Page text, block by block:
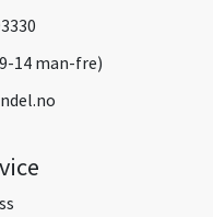
14 man-fre)